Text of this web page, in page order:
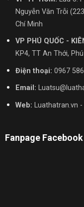
Nguyễn Văn Trỗi
Chí Minh
VP PHÚ QUỐC -
KP4, TT An Thới,
Điện thoại: 0967
Email:
Web: Luathatran.vn
Fanpage Facebook